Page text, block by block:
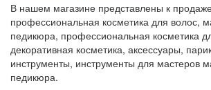
В нашем магазине представлены к
профессиональная косметика для волос,
педикюра, профессиональная косметика
декоративная косметика, аксессуары,
инструменты, инструменты для мастеров
педикюра.